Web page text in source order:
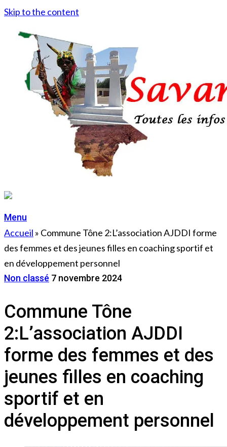
Skip to the content
Menu
Accueil » Commune Tône 2:L’association AJDDI forme
des femmes et des jeunes filles en coaching sportif et
en développement personnel
Non classé 7 novembre 2024
Commune Tône
2:L’association AJDDI
forme des femmes et des
jeunes filles en coaching
sportif et en
développement personnel